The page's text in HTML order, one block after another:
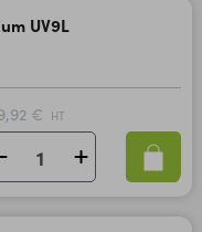
UV9L
€ HT